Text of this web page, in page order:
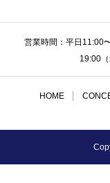
営業時間：平日
19:00
HOME